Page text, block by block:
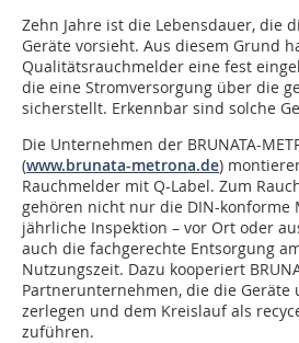
Zehn Jahre ist die Lebensdauer, die
Geräte vorsieht. Aus diesem Grund
Qualitätsrauchmelder eine fest
die eine Stromversorgung über die
sicherstellt. Erkennbar sind solche
Die Unternehmen der BRUNATA-
(www.brunata-metrona.de)
Rauchmelder mit Q-Label. Zum
gehören nicht nur die DIN-konforme
jährliche Inspektion – vor Ort oder
auch die fachgerechte Entsorgung
Nutzungszeit. Dazu kooperiert
Partnerunternehmen, die die Geräte
zerlegen und dem Kreislauf als
zuführen.